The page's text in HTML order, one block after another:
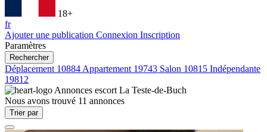
18+
fr
Ajouter une publication Connexion Inscription
Paramètres
Rechercher
Déplacement 10884 Appartement 19743 Salon 10815 Indépendante
19812
Annonces escort La Teste-de-Buch
Nous avons trouvé 11 annonces
Trier par